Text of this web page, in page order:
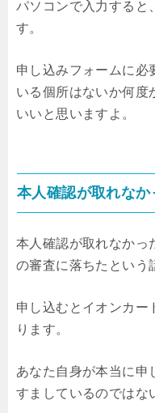
パソコンで入力すると
す。
申し込みフォームに必
いる個所はないか何度
いいと思いますよ。
本人確認が取れなか
本人確認が取れなかっ
の審査に落ちたという
申し込むとイオンカー
ります。
あなた自身が本当に申
すましているのではな